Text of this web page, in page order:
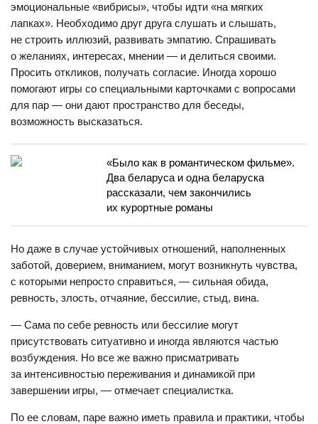
эмоциональные «вибрисы», чтобы идти «на мягких
лапках». Необходимо друг друга слушать и слышать,
не строить иллюзий, развивать эмпатию. Спрашивать
о желаниях, интересах, мнении — и делиться своими.
Просить откликов, получать согласие. Иногда хорошо
помогают игры со специальными карточками с вопросами
для пар — они дают пространство для беседы,
возможность высказаться.
«Было как в романтическом фильме».
Два беларуса и одна беларуска
рассказали, чем закончились
их курортные романы
Но даже в случае устойчивых отношений, наполненных
заботой, доверием, вниманием, могут возникнуть чувства,
с которыми непросто справиться, — сильная обида,
ревность, злость, отчаяние, бессилие, стыд, вина.
— Сама по себе ревность или бессилие могут
присутствовать ситуативно и иногда являются частью
возбуждения. Но все же важно присматривать
за интенсивностью переживания и динамикой при
завершении игры, — отмечает специалистка.
По ее словам, паре важно иметь правила и практики, чтобы